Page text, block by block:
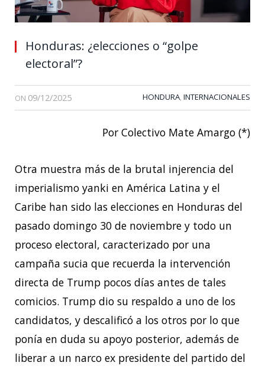
Honduras: ¿elecciones o “golpe
electoral”?
ON 09/12/2025 HONDURA, INTERNACIONALES
Por Colectivo Mate Amargo (*)
Otra muestra más de la brutal injerencia del
imperialismo yanki en América Latina y el
Caribe han sido las elecciones en Honduras del
pasado domingo 30 de noviembre y todo un
proceso electoral, caracterizado por una
campaña sucia que recuerda la intervención
directa de Trump pocos días antes de tales
comicios. Trump dio su respaldo a uno de los
candidatos, y descalificó a los otros por lo que
ponía en duda su apoyo posterior, además de
liberar a un narco ex presidente del partido del